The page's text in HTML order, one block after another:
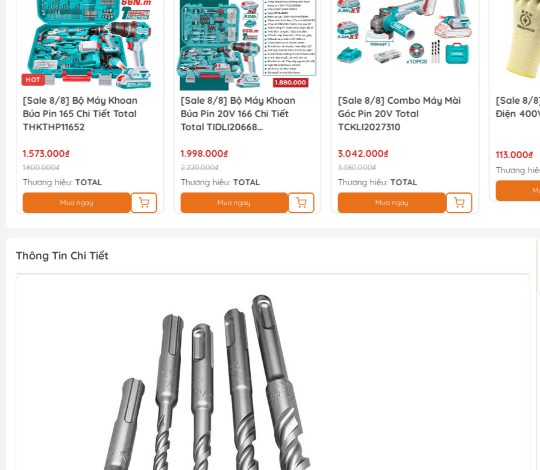
HOT
[Sale 8/8] Bộ Máy Khoan
Búa Pin 165 Chi Tiết Total
THKTHP11652
1.573.000₫
1.800.000₫
Thương hiệu: TOTAL
Mua ngay
[Sale 8/8] Bộ Máy Khoan
Búa Pin 20V 166 Chi Tiết
Total TIDLI20668
1.998.000₫
2.220.000₫
Thương hiệu: TOTAL
Mua ngay
[Sale 8/8] Combo Máy Mài
Góc Pin 20V Total
TCKLI2027310
3.042.000₫
3.380.000₫
Thương hiệu: TOTAL
Mua ngay
[Sale 8/
Điện
113.000₫
Thương
Thông Tin Chi Tiết